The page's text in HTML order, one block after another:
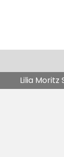
Lilia Moritz